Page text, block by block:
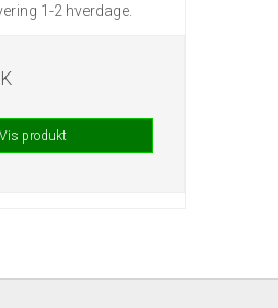
1-2 hverdage.
Vis produkt